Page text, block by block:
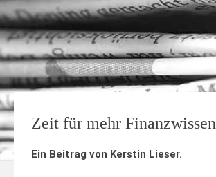
Zeit für mehr Finanzwissen
Ein Beitrag von Kerstin Lieser.